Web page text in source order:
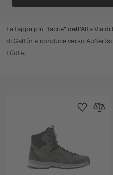
La tappa più "facile" dell'Alta Via
di Galtür e conduce verso
Hütte.
Aggiungi